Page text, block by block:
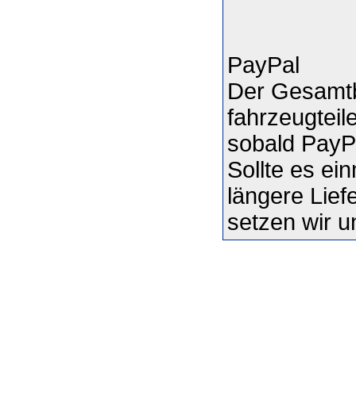
PayPal
Der
sobald
Sollte es
längere
setzen wir